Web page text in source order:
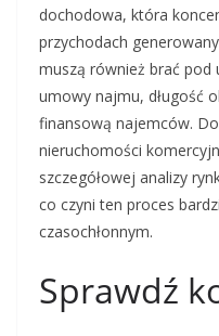
dochodowa, która
przychodach
muszą również brać pod
umowy najmu, długość
finansową najemców.
nieruchomości
szczegółowej analizy
co czyni ten proces
czasochłonnym.
Sprawdź